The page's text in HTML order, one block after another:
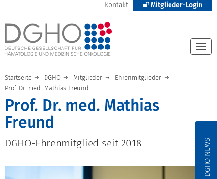
Kontakt Mitglieder-Login
DGHO NEWS
Startseite DGHO Mitglieder
Ehrenmitglieder
Prof. Dr. med. Mathias Freund
Prof. Dr. med. Mathias
Freund
DGHO-Ehrenmitglied seit 2018